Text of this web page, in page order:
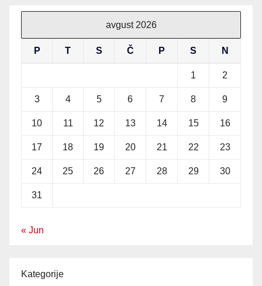
avgust 2026
P T S Č P S N
1 2
3 4 5 6 7 8 9
10 11 12 13 14 15 16
17 18 19 20 21 22 23
24 25 26 27 28 29 30
31
« Jun
Kategorije